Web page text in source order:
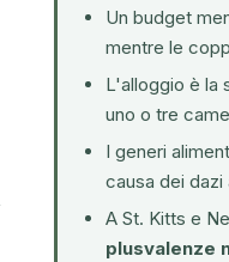
Un budget
mentre le
L'alloggio è la
uno o tre
I generi
causa dei
A St. Kitts e
plusvalenze